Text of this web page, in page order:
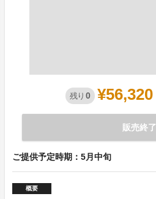
残り 0 ¥56,320
販売終了
ご提供予定時期：5月中旬
概要